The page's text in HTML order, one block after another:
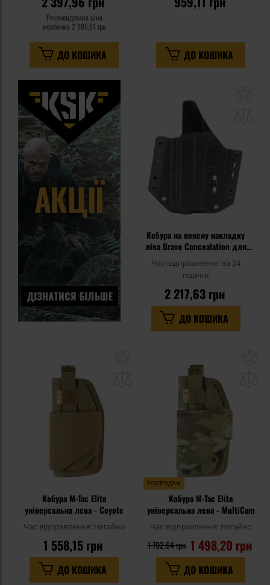
Рекомендована ціна
виробника 2 985,61 грн
ДО КОШИКА ДО КОШИКА
Кобура на поясну накладку
ліва Bravo Concealation для
пістолета Glock 19/23/32/45 -
чорна
Час відправлення: за 24
години
2 217,63 грн
ДО КОШИКА
Кобура M-Tac Elite
універсальна лева - Coyote
Час відправлення: Негайно
1 558,15 грн
ДО КОШИКА
РОЗПРОДАЖ
Кобура M-Tac Elite
універсальна лева - MultiCam
Час відправлення: Негайно
1 498,20 грн
1 702,64 грн
ДО КОШИКА